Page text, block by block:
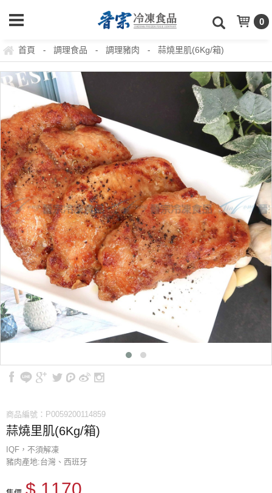
0
首頁 - 調理食品 - 調理豬肉 - 蒜燒里肌(6Kg/箱)
商品編號：P0059200114859
蒜燒里肌(6Kg/箱)
IQF，不須解凍
豬肉產地:台灣、西班牙